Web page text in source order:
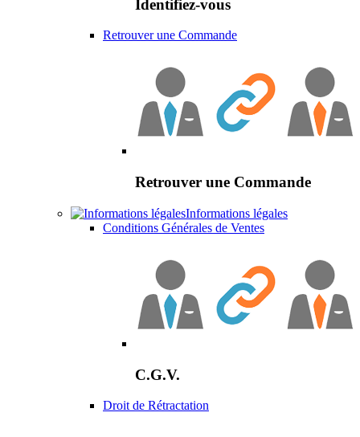
Identifiez-vous
Retrouver une Commande
Retrouver une Commande
Informations légales
Conditions Générales de Ventes
C.G.V.
Droit de Rétractation